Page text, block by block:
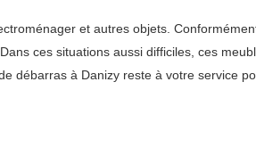
et autres objets.
ces situations aussi difficiles, ces
débarras à Danizy reste à votre service